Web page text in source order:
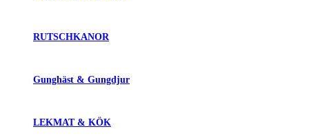
RUTSCHKANOR
Gunghäst & Gungdjur
LEKMAT & KÖK